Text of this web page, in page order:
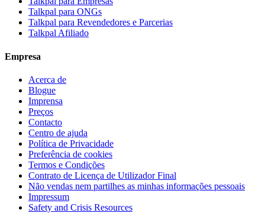
Talkpal para ONGs
Talkpal para Revendedores e Parcerias
Talkpal Afiliado
Empresa
Acerca de
Blogue
Imprensa
Preços
Contacto
Centro de ajuda
Política de Privacidade
Preferência de cookies
Termos e Condições
Contrato de Licença de Utilizador Final
Não vendas nem partilhes as minhas informações pessoais
Impressum
Safety and Crisis Resources